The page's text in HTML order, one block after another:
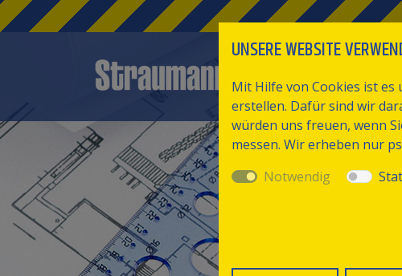
AKTUELL
UNSERE WEBSITE
Mit Hilfe von Cookies ist es
erstellen. Dafür sind wir
würden uns freuen, wenn
messen. Wir erheben nur
Notwendig